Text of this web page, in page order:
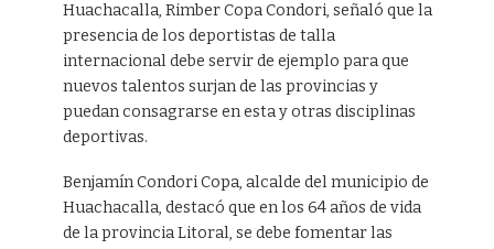
Huachacalla, Rimber Copa Condori, señaló que la
presencia de los deportistas de talla
internacional debe servir de ejemplo para que
nuevos talentos surjan de las provincias y
puedan consagrarse en esta y otras disciplinas
deportivas.
Benjamín Condori Copa, alcalde del municipio de
Huachacalla, destacó que en los 64 años de vida
de la provincia Litoral, se debe fomentar las